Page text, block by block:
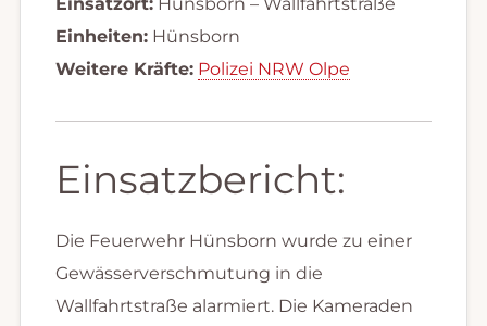
Einheiten:Hünsborn
Weitere Kräfte: Polizei NRW Olpe
Einsatzbericht:
Die Feuerwehr Hünsborn wurde zu einer
Gewässerverschmutung in die
Wallfahrtstraße alarmiert. Die Kameraden